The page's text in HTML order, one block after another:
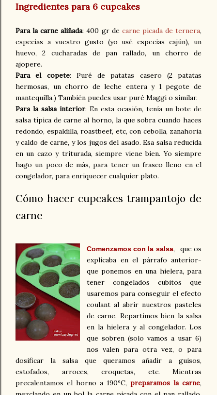
Ingredientes para 6 cupcakes
Para la carne aliñada: 400 gr de carne picada de ternera,
especias a vuestro gusto (yo usé especias cajún), un
huevo, 2 cucharadas de pan rallado, un chorro de
ajopere.
Para el copete: Puré de patatas casero (2 patatas
hermosas, un chorro de leche entera y 1 pegote de
mantequilla.) También puedes usar puré Maggi o similar.
Para la salsa interior: En esta ocasión, tenía un bote de
salsa típica de carne al horno, la que sobra cuando haces
redondo, espaldilla, roastbeef, etc, con cebolla, zanahoria
y caldo de carne, y los jugos del asado. Esa salsa reducida
en un cazo y triturada, siempre viene bien. Yo siempre
hago un poco de más, para tener un frasco lleno en el
congelador, para enriquecer cualquier plato.
Cómo hacer cupcakes trampantojo de
carne
Comenzamos con la salsa, -que os
explicaba en el párrafo anterior-
que ponemos en una hielera, para
tener congelados cubitos que
usaremos para conseguir el efecto
coulant al abrir nuestros pasteles
de carne. Repartimos bien la salsa
en la hielera y al congelador. Los
que sobren (solo vamos a usar 6)
nos valen para otra vez, o para
dosificar la salsa que queramos añadir a guisos,
estofados, arroces, croquetas, etc. Mientras
precalentamos el horno a 190ºC, preparamos la carne,